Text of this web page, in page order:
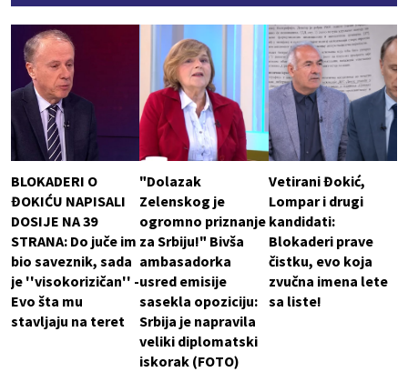
BLOKADERI O
ĐOKIĆU NAPISALI
DOSIJE NA 39
STRANA: Do juče im
bio saveznik, sada
je ''visokorizičan'' -
Evo šta mu
stavljaju na teret
"Dolazak
Zelenskog je
ogromno priznanje
za Srbiju!" Bivša
ambasadorka
usred emisije
sasekla opoziciju:
Srbija je napravila
veliki diplomatski
iskorak (FOTO)
Vetirani Đokić,
Lompar i drugi
kandidati:
Blokaderi prave
čistku, evo koja
zvučna imena lete
sa liste!